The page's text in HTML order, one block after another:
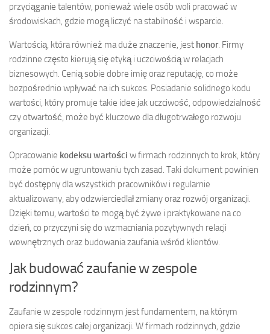
przyciąganie talentów, ponieważ wiele osób woli pracować w
środowiskach, gdzie mogą liczyć na stabilność i wsparcie.
Wartością, która również ma duże znaczenie, jest honor. Firmy
rodzinne często kierują się etyką i uczciwością w relacjach
biznesowych. Cenią sobie dobre imię oraz reputację, co może
bezpośrednio wpływać na ich sukces. Posiadanie solidnego kodu
wartości, który promuje takie idee jak uczciwość, odpowiedzialność
czy otwartość, może być kluczowe dla długotrwałego rozwoju
organizacji.
Opracowanie kodeksu wartości w firmach rodzinnych to krok, który
może pomóc w ugruntowaniu tych zasad. Taki dokument powinien
być dostępny dla wszystkich pracowników i regularnie
aktualizowany, aby odzwierciedlał zmiany oraz rozwój organizacji.
Dzięki temu, wartości te mogą być żywe i praktykowane na co
dzień, co przyczyni się do wzmacniania pozytywnych relacji
wewnętrznych oraz budowania zaufania wśród klientów.
Jak budować zaufanie w zespole
rodzinnym?
Zaufanie w zespole rodzinnym jest fundamentem, na którym
opiera się sukces całej organizacji. W firmach rodzinnych, gdzie